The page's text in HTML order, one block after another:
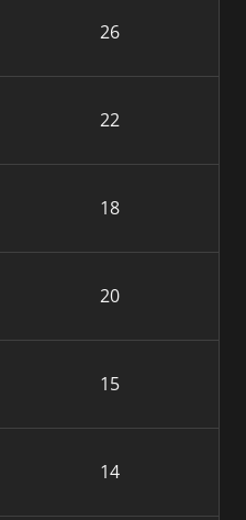
26
22
18
20
15
14